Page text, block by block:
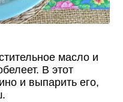
масло и
В этот
и выпарить его,